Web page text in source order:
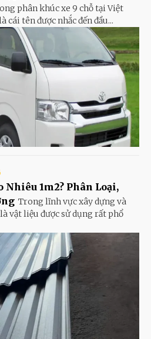
phân khúc xe 9 chỗ tại Việt
tên được nhắc đến đầu...
Nhiêu 1m2? Phân Loại,
Trong lĩnh vực xây dựng và
vật liệu được sử dụng rất phổ